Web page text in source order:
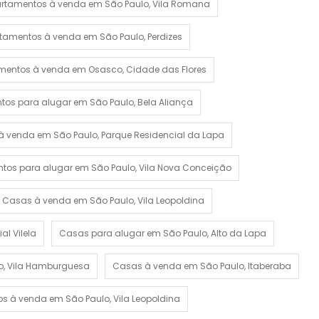
à venda em São Paulo, Vila Romana
à venda em São Paulo, Perdizes
à venda em Osasco, Cidade das Flores
para alugar em São Paulo, Bela Aliança
venda em São Paulo, Parque Residencial da Lapa
para alugar em São Paulo, Vila Nova Conceição
Casas à venda em São Paulo, Vila Leopoldina
Vilela Casas para alugar em São Paulo, Alto da Lapa
Vila Hamburguesa Casas à venda em São Paulo, Itaberaba
à venda em São Paulo, Vila Leopoldina